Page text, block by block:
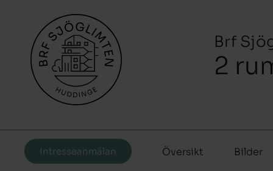
Brf
2
Intresseanmälan Översikt Bilder